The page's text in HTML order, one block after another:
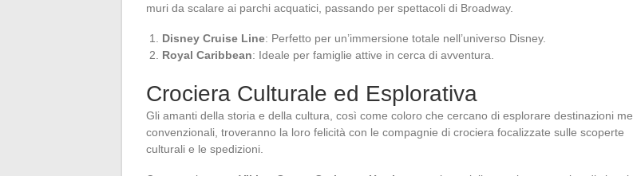
muri da scalare ai parchi acquatici, passando per spettacoli di Broadway.
Disney Cruise Line: Perfetto per un’immersione totale nell’universo Disney.
Royal Caribbean: Ideale per famiglie attive in cerca di avventura.
Crociera Culturale ed Esplorativa
Gli amanti della storia e della cultura, così come coloro che cercano di esplorare destinazioni
convenzionali, troveranno la loro felicità con le compagnie di crociera focalizzate sulle scoperte
culturali e le spedizioni.